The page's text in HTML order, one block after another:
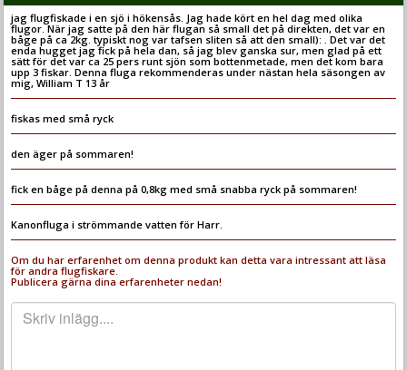
jag flugfiskade i en sjö i hökensås. Jag hade kört en hel dag med olika
flugor. När jag satte på den här flugan så small det på direkten, det var en
båge på ca 2kg. typiskt nog var tafsen sliten så att den small): . Det var det
enda hugget jag fick på hela dan, så jag blev ganska sur, men glad på ett
sätt för det var ca 25 pers runt sjön som bottenmetade, men det kom bara
upp 3 fiskar. Denna fluga rekommenderas under nästan hela säsongen av
mig, William T 13 år
fiskas med små ryck
den äger på sommaren!
fick en båge på denna på 0,8kg med små snabba ryck på sommaren!
Kanonfluga i strömmande vatten för Harr.
Om du har erfarenhet om denna produkt kan detta vara intressant att läsa
för andra flugfiskare.
Publicera gärna dina erfarenheter nedan!